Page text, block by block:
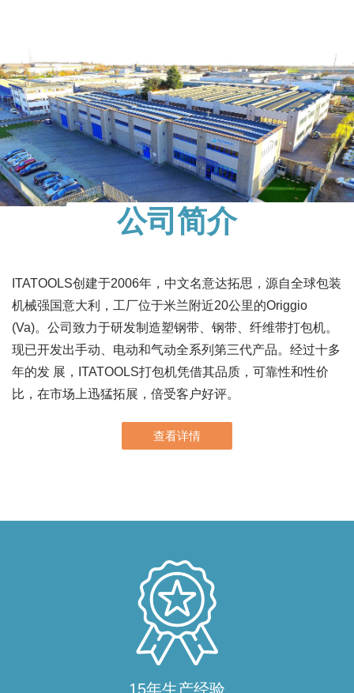
公司简介
ITATOOLS创建于2006年，中文名意达拓思，源自全球包装
机械强国意大利，工厂位于米兰附近20公里的Origgio
(Va)。公司致力于研发制造塑钢带、钢带、纤维带打包机。
现已开发出手动、电动和气动全系列第三代产品。经过十多
年的发 展，ITATOOLS打包机凭借其品质，可靠性和性价
比，在市场上迅猛拓展，倍受客户好评。
查看详情
15年生产经验